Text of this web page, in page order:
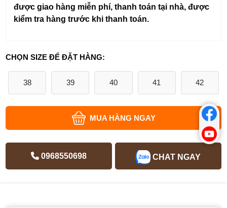
được giao hàng miễn phí, thanh toán tại nhà, được
kiểm tra hàng trước khi thanh toán.
CHỌN SIZE ĐỂ ĐẶT HÀNG:
38 39 40 41 42
MUA HÀNG NGAY
0968550698 CHAT NGAY